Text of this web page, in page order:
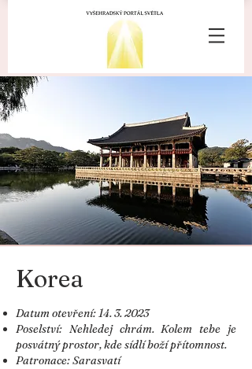
Korea
Datum otevření:14. 3. 2023
Poselství: Nehledej chrám. Kolem tebe je
posvátný prostor, kde sídlí boží přítomnost.
Patronace: Sarasvatí